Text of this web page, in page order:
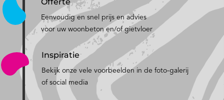
Eenvoudig en snel prijs en advies
voor uw woonbeton en/of gietvloer
Inspiratie
Bekijk onze vele voorbeelden in de foto-galerij
of social media